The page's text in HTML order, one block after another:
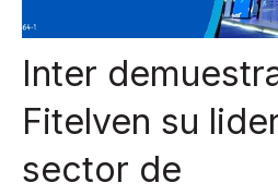
Inter
Fitelven su
sector de